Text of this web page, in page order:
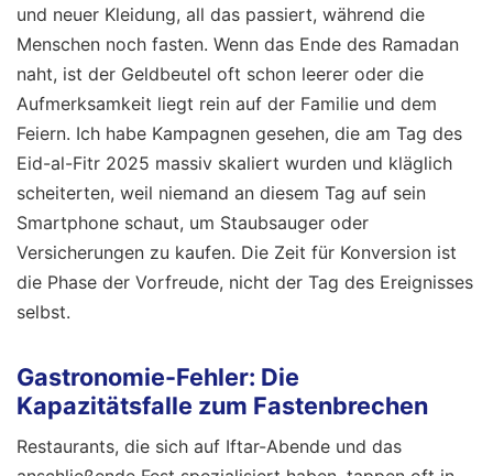
und neuer Kleidung, all das passiert, während die
Menschen noch fasten. Wenn das Ende des Ramadan
naht, ist der Geldbeutel oft schon leerer oder die
Aufmerksamkeit liegt rein auf der Familie und dem
Feiern. Ich habe Kampagnen gesehen, die am Tag des
Eid-al-Fitr 2025 massiv skaliert wurden und kläglich
scheiterten, weil niemand an diesem Tag auf sein
Smartphone schaut, um Staubsauger oder
Versicherungen zu kaufen. Die Zeit für Konversion ist
die Phase der Vorfreude, nicht der Tag des Ereignisses
selbst.
Gastronomie-Fehler: Die
Kapazitätsfalle zum Fastenbrechen
Restaurants, die sich auf Iftar-Abende und das